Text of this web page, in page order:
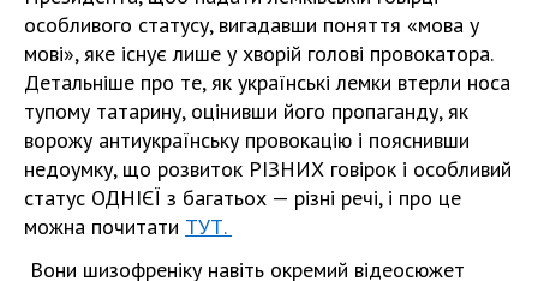
особливого статусу, вигадавши поняття «мова у
мові», яке існує лише у хворій голові провокатора.
Детальніше про те, як українські лемки втерли носа
тупому татарину, оцінивши його пропаганду, як
ворожу антиукраїнську провокацію і пояснивши
недоумку, що розвиток РІЗНИХ говірок і особливий
статус ОДНІЄЇ з багатьох — різні речі, і про це
можна почитати ТУТ.
Вони шизофреніку навіть окремий відеосюжет